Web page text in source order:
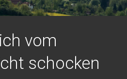
vom
schocken